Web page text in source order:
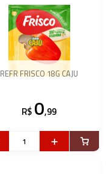
REFR FRISCO 18G CAJU
R$ 0,99